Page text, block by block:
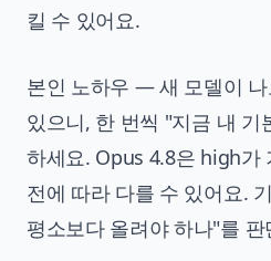
킬 수 있어요.
본인 노하우 — 새 모델이
있으니, 한 번씩 "지금 내 기
하세요. Opus 4.8은 high가
전에 따라 다를 수 있어요.
평소보다 올려야 하나"를